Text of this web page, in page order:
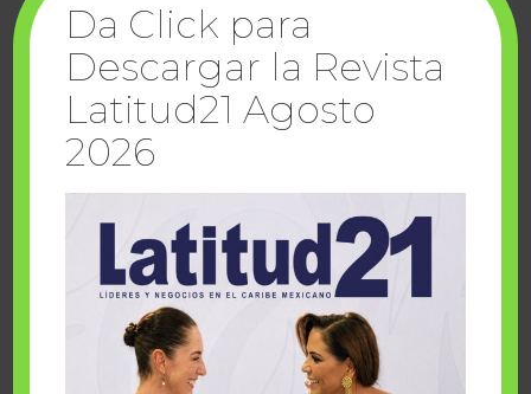
Cuando la solidaridad inspira; cumplen
sueños Fairmont Mayakoba y Make-A-Wish
Da Click para
Descargar la Revista
Latitud21 Agosto
2026